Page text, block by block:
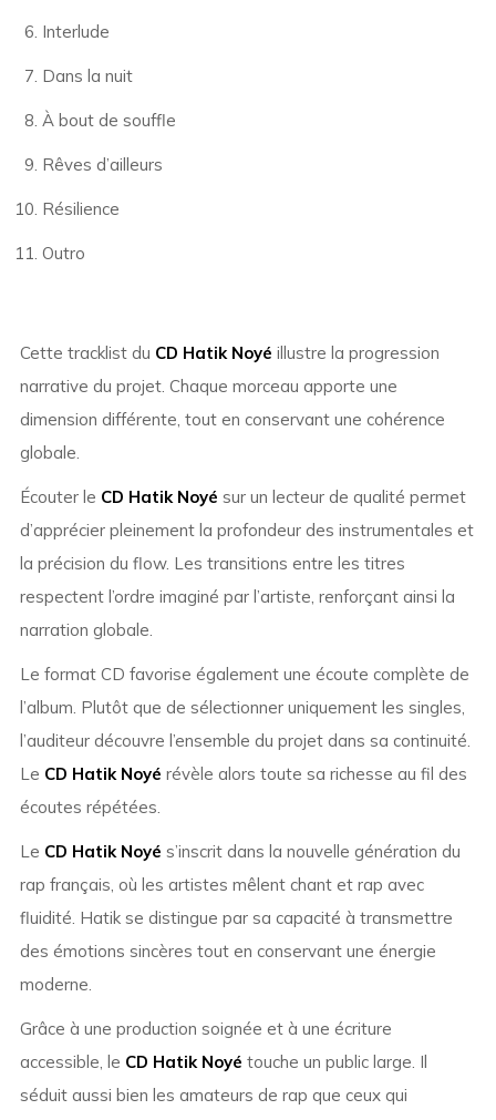
Interlude
Dans la nuit
À bout de souffle
Rêves d’ailleurs
Résilience
Outro
Cette tracklist du CD Hatik Noyé illustre la progression
narrative du projet. Chaque morceau apporte une
dimension différente, tout en conservant une cohérence
globale.
Écouter le CD Hatik Noyé sur un lecteur de qualité permet
d’apprécier pleinement la profondeur des instrumentales et
la précision du flow. Les transitions entre les titres
respectent l’ordre imaginé par l’artiste, renforçant ainsi la
narration globale.
Le format CD favorise également une écoute complète de
l’album. Plutôt que de sélectionner uniquement les singles,
l’auditeur découvre l’ensemble du projet dans sa continuité.
Le CD Hatik Noyé révèle alors toute sa richesse au fil des
écoutes répétées.
Le CD Hatik Noyé s’inscrit dans la nouvelle génération du
rap français, où les artistes mêlent chant et rap avec
fluidité. Hatik se distingue par sa capacité à transmettre
des émotions sincères tout en conservant une énergie
moderne.
Grâce à une production soignée et à une écriture
accessible, le CD Hatik Noyé touche un public large. Il
séduit aussi bien les amateurs de rap que ceux qui